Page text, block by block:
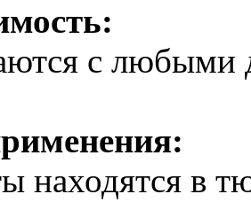
с любыми
находятся в